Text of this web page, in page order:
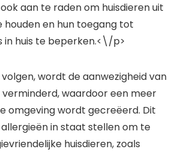
aan te raden om huisdieren uit
en hun toegang tot
in huis te beperken.<\/p>
wordt de aanwezigheid van
verminderd, waardoor een meer
omgeving wordt gecreëerd. Dit
in staat stellen om te
huisdieren, zoals